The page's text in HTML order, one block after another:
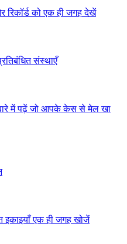
रिकॉर्ड को एक ही जगह देखें
संस्थाएँ
बारे में पढ़ें जो आपके केस से मेल खा
इकाइयाँ एक ही जगह खोजें